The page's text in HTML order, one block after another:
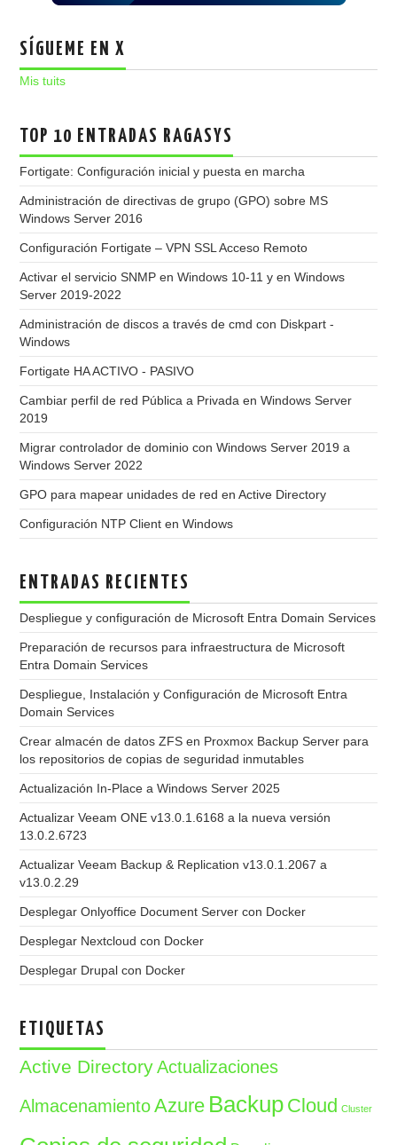
SÍGUEME EN X
Mis tuits
TOP 10 ENTRADAS RAGASYS
Fortigate: Configuración inicial y puesta en marcha
Administración de directivas de grupo (GPO) sobre MS
Windows Server 2016
Configuración Fortigate – VPN SSL Acceso Remoto
Activar el servicio SNMP en Windows 10-11 y en Windows
Server 2019-2022
Administración de discos a través de cmd con Diskpart -
Windows
Fortigate HA ACTIVO - PASIVO
Cambiar perfil de red Pública a Privada en Windows Server
2019
Migrar controlador de dominio con Windows Server 2019 a
Windows Server 2022
GPO para mapear unidades de red en Active Directory
Configuración NTP Client en Windows
ENTRADAS RECIENTES
Despliegue y configuración de Microsoft Entra Domain Services
Preparación de recursos para infraestructura de Microsoft
Entra Domain Services
Despliegue, Instalación y Configuración de Microsoft Entra
Domain Services
Crear almacén de datos ZFS en Proxmox Backup Server para
los repositorios de copias de seguridad inmutables
Actualización In-Place a Windows Server 2025
Actualizar Veeam ONE v13.0.1.6168 a la nueva versión
13.0.2.6723
Actualizar Veeam Backup & Replication v13.0.1.2067 a
v13.0.2.29
Desplegar Onlyoffice Document Server con Docker
Desplegar Nextcloud con Docker
Desplegar Drupal con Docker
ETIQUETAS
Active Directory Actualizaciones
Almacenamiento Azure Backup Cloud Cluster